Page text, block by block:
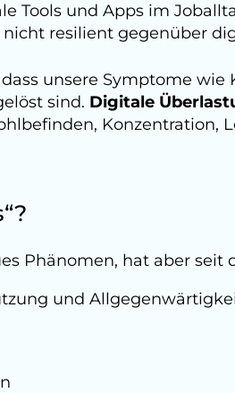
Tools und Apps im
resilient gegenüber
unsere Symptome
sind. Digitale
Konzentration,
Phänomen, hat aber
und